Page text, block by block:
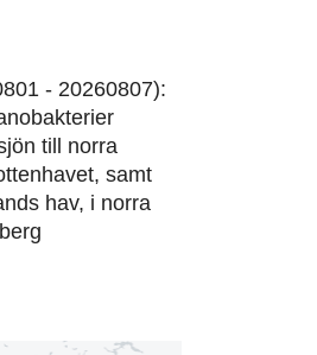
- 20260807):
till norra
samt
hav, i norra